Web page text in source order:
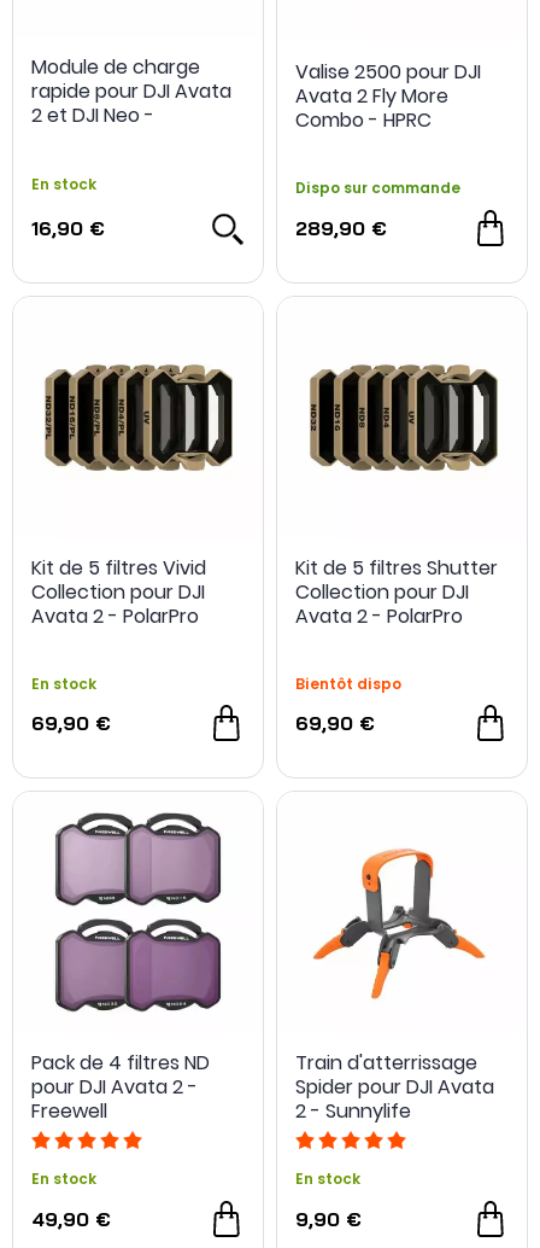
Module de charge
rapide pour DJI Avata
2 et DJI Neo -
En stock
16,90 €
Valise 2500 pour DJI
Avata 2 Fly More
Combo - HPRC
Dispo sur commande
289,90 €
Kit de 5 filtres Vivid
Collection pour DJI
Avata 2 - PolarPro
En stock
69,90 €
Kit de 5 filtres Shutter
Collection pour DJI
Avata 2 - PolarPro
Bientôt dispo
69,90 €
Pack de 4 filtres ND
pour DJI Avata 2 -
Freewell
En stock
49,90 €
Train d'atterrissage
Spider pour DJI Avata
2 - Sunnylife
En stock
9,90 €